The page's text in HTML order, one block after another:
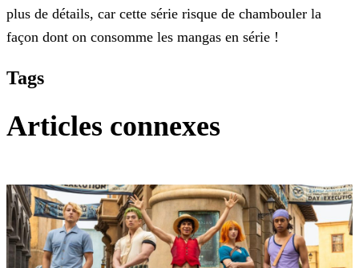
plus de détails, car cette série risque de chambouler la
façon dont on consomme les mangas en série !
Tags
Articles connexes